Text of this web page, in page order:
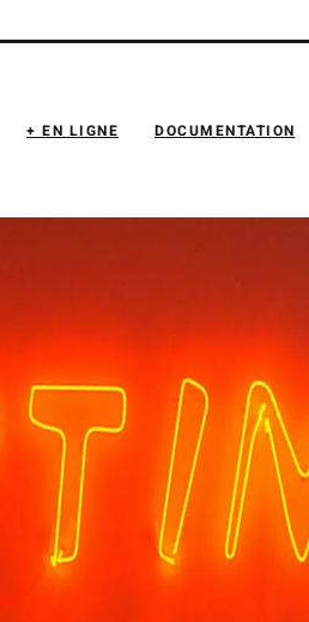
+ EN LIGNE DOCUMENTATION